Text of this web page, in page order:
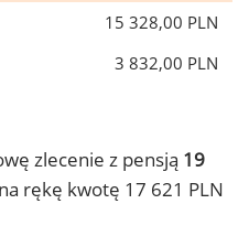
15 328,00 PLN
3 832,00 PLN
zlecenie z pensją 19
rękę kwotę 17 621 PLN